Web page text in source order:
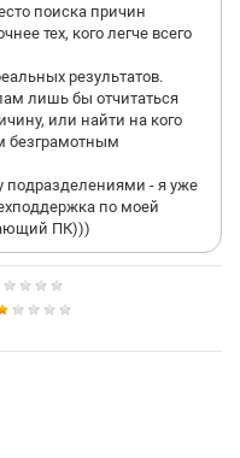
поиска причин
тех, кого легче всего
результатов.
лишь бы отчитаться
или найти на кого
безграмотным
подразделениями - я уже
по моей
ПК)))